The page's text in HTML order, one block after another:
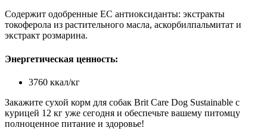
Содержит одобренные ЕС антиоксиданты: экстракты
токоферола из растительного масла, аскорбилпальмитат и
экстракт розмарина.
Энергетическая ценность:
3760 ккал/кг
Закажите сухой корм для собак Brit Care Dog Sustainable с
курицей 12 кг уже сегодня и обеспечьте вашему питомцу
полноценное питание и здоровье!